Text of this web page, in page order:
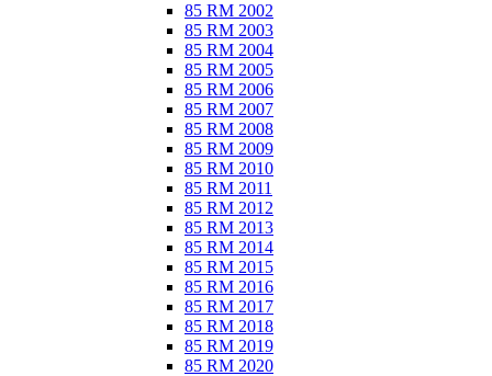
85 RM 2002
85 RM 2003
85 RM 2004
85 RM 2005
85 RM 2006
85 RM 2007
85 RM 2008
85 RM 2009
85 RM 2010
85 RM 2011
85 RM 2012
85 RM 2013
85 RM 2014
85 RM 2015
85 RM 2016
85 RM 2017
85 RM 2018
85 RM 2019
85 RM 2020